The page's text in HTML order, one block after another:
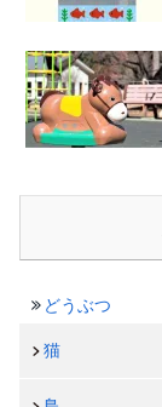
どうぶつ
猫